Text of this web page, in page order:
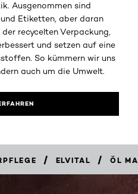
Ausgenommen sind
Etiketten, aber daran
recycelten Verpackung,
und setzen auf eine
So kümmern wir uns
auch um die Umwelt.
/ ELVITAL / ÖL